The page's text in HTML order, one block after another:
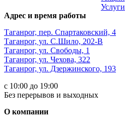
Услуги
Адрес и время работы
Таганрог, пер. Спартаковский, 4
Таганрог, ул. С.Шило, 202-В
Таганрог, ул. Свободы, 1
Таганрог, ул. Чехова, 322
Таганрог, ул. Дзержинского, 193
с 10:00 до 19:00
Без перерывов и выходных
О компании